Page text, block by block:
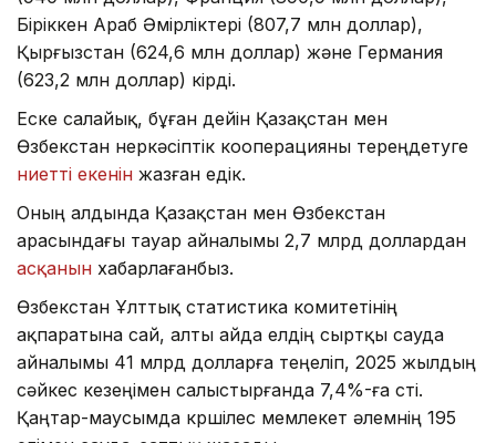
Біріккен Араб Әмірліктері (807,7 млн доллар),
Қырғызстан (624,6 млн доллар) және Германия
(623,2 млн доллар) кірді.
Еске салайық, бұған дейін Қазақстан мен
Өзбекстан өнеркәсіптік кооперацияны тереңдетуге
ниетті екенін жазған едік.
Оның алдында Қазақстан мен Өзбекстан
арасындағы тауар айналымы 2,7 млрд доллардан
асқанын хабарлағанбыз.
Өзбекстан Ұлттық статистика комитетінің
ақпаратына сай, алты айда елдің сыртқы сауда
айналымы 41 млрд долларға теңеліп, 2025 жылдың
сәйкес кезеңімен салыстырғанда 7,4%-ға өсті.
Қаңтар-маусымда көршілес мемлекет әлемнің 195